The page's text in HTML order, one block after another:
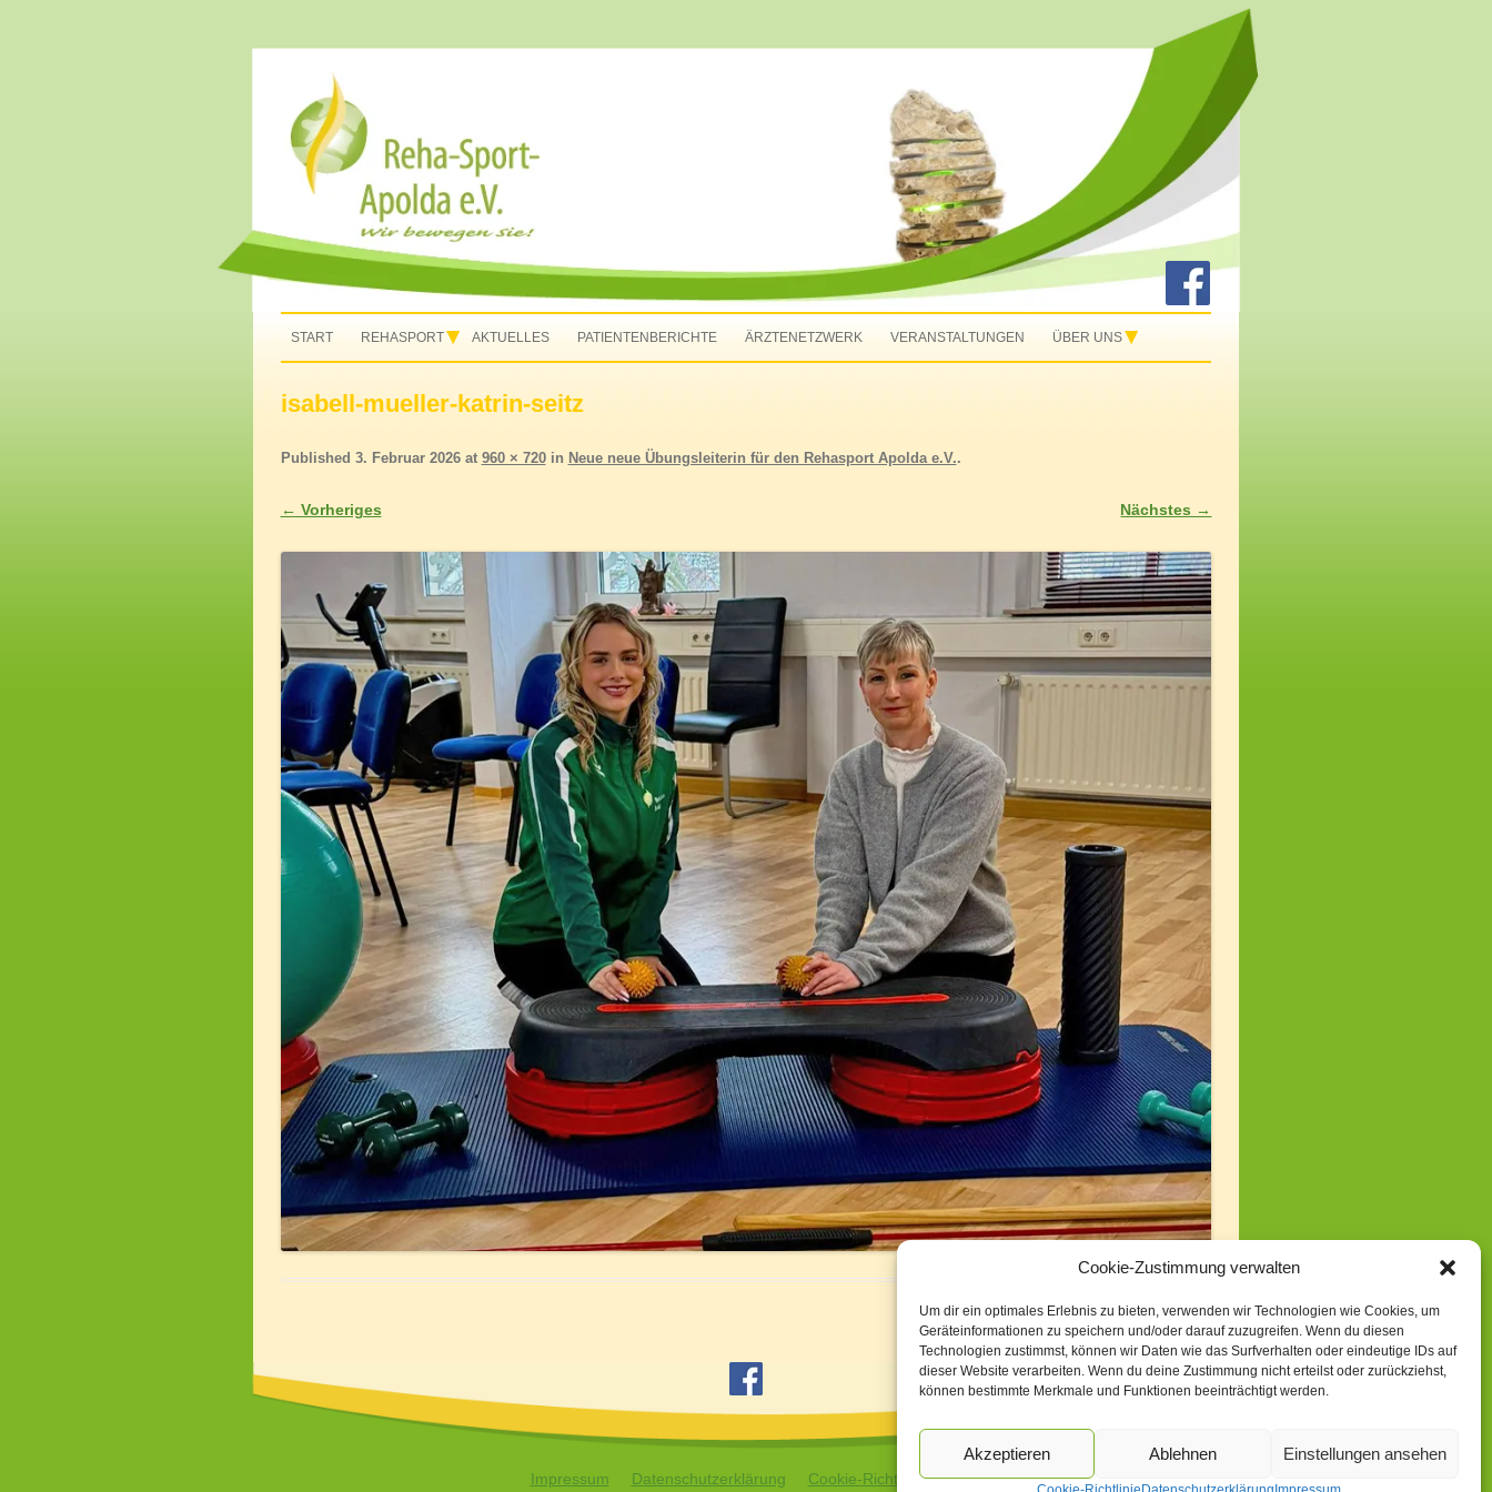
Cookie-Zustimmung verwalten
Um dir ein optimales Erlebnis zu bieten, verwenden wir Technologien wie Cookies, um
Geräteinformationen zu speichern und/oder darauf zuzugreifen. Wenn du diesen
Technologien zustimmst, können wir Daten wie das Surfverhalten oder eindeutige IDs auf
dieser Website verarbeiten. Wenn du deine Zustimmung nicht erteilst oder zurückziehst,
können bestimmte Merkmale und Funktionen beeinträchtigt werden.
Akzeptieren Ablehnen Einstellungen ansehen
Zum Inhalt springen
START REHASPORT AKTUELLES PATIENTENBERICHTE ÄRZTENETZWERK VERANSTALTUNGEN ÜBER UNS
isabell-mueller-katrin-seitz
Published 3. Februar 2026at 960 × 720in Neue neue Übungsleiterin für den Rehasport Apolda e.V..
← Vorheriges Nächstes →
Impressum Datenschutzerklärung Cookie-Richtlinie (EU)